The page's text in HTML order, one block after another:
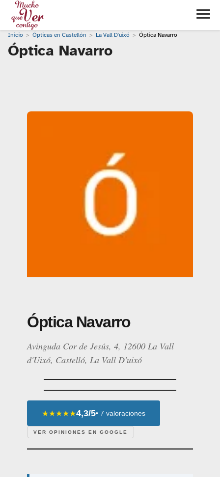
Inicio Ópticas en Castellón La Vall D'uixó Óptica Navarro
Óptica Navarro
Óptica Navarro
Avinguda Cor de Jesús, 4, 12600 La Vall
d'Uixó, Castelló, La Vall D'uixó
★★★★★4,3/5• 7 valoraciones
VER OPINIONES EN GOOGLE